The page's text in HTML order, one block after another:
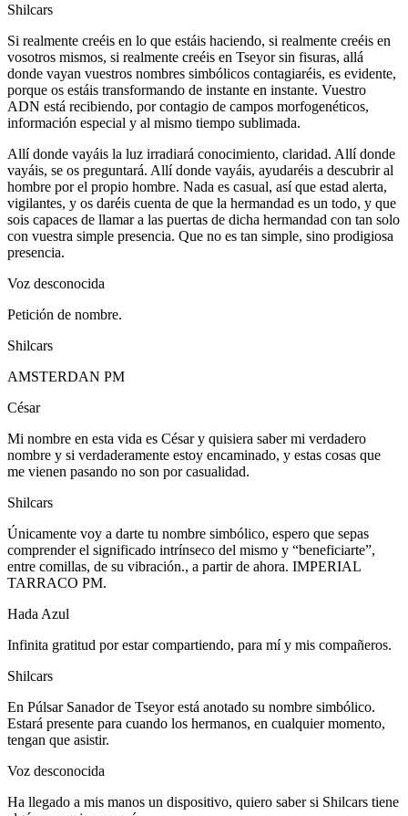
Shilcars
Si realmente creéis en lo que estáis haciendo, si realmente creéis en
vosotros mismos, si realmente creéis en Tseyor sin fisuras, allá
donde vayan vuestros nombres simbólicos contagiaréis, es evidente,
porque os estáis transformando de instante en instante. Vuestro
ADN está recibiendo, por contagio de campos morfogenéticos,
información especial y al mismo tiempo sublimada.
Allí donde vayáis la luz irradiará conocimiento, claridad. Allí donde
vayáis, se os preguntará. Allí donde vayáis, ayudaréis a descubrir al
hombre por el propio hombre. Nada es casual, así que estad alerta,
vigilantes, y os daréis cuenta de que la hermandad es un todo, y que
sois capaces de llamar a las puertas de dicha hermandad con tan solo
con vuestra simple presencia. Que no es tan simple, sino prodigiosa
presencia.
Voz desconocida
Petición de nombre.
Shilcars
AMSTERDAN PM
César
Mi nombre en esta vida es César y quisiera saber mi verdadero
nombre y si verdaderamente estoy encaminado, y estas cosas que
me vienen pasando no son por casualidad.
Shilcars
Únicamente voy a darte tu nombre simbólico, espero que sepas
comprender el significado intrínseco del mismo y “beneficiarte”,
entre comillas, de su vibración., a partir de ahora. IMPERIAL
TARRACO PM.
Hada Azul
Infinita gratitud por estar compartiendo, para mí y mis compañeros.
Shilcars
En Púlsar Sanador de Tseyor está anotado su nombre simbólico.
Estará presente para cuando los hermanos, en cualquier momento,
tengan que asistir.
Voz desconocida
Ha llegado a mis manos un dispositivo, quiero saber si Shilcars tiene